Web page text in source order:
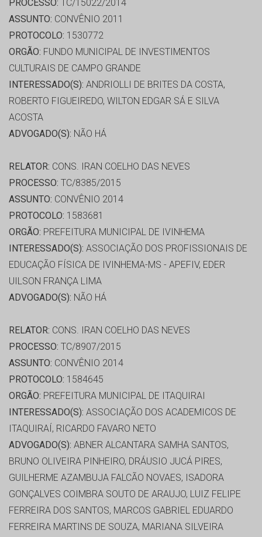
PROCESSO: TC/15022/2014
ASSUNTO: CONVÊNIO 2011
PROTOCOLO: 1530772
ORGÃO: FUNDO MUNICIPAL DE INVESTIMENTOS
CULTURAIS DE CAMPO GRANDE
INTERESSADO(S): ANDRIOLLI DE BRITES DA COSTA,
ROBERTO FIGUEIREDO, WILTON EDGAR SÁ E SILVA
ACOSTA
ADVOGADO(S): NÃO HÁ
RELATOR: CONS. IRAN COELHO DAS NEVES
PROCESSO: TC/8385/2015
ASSUNTO: CONVÊNIO 2014
PROTOCOLO: 1583681
ORGÃO: PREFEITURA MUNICIPAL DE IVINHEMA
INTERESSADO(S): ASSOCIAÇÃO DOS PROFISSIONAIS DE
EDUCAÇÃO FÍSICA DE IVINHEMA-MS - APEFIV, EDER
UILSON FRANÇA LIMA
ADVOGADO(S): NÃO HÁ
RELATOR: CONS. IRAN COELHO DAS NEVES
PROCESSO: TC/8907/2015
ASSUNTO: CONVÊNIO 2014
PROTOCOLO: 1584645
ORGÃO: PREFEITURA MUNICIPAL DE ITAQUIRAI
INTERESSADO(S): ASSOCIAÇÃO DOS ACADEMICOS DE
ITAQUIRAÍ, RICARDO FAVARO NETO
ADVOGADO(S): ABNER ALCANTARA SAMHA SANTOS,
BRUNO OLIVEIRA PINHEIRO, DRÁUSIO JUCÁ PIRES,
GUILHERME AZAMBUJA FALCÃO NOVAES, ISADORA
GONÇALVES COIMBRA SOUTO DE ARAUJO, LUIZ FELIPE
FERREIRA DOS SANTOS, MARCOS GABRIEL EDUARDO
FERREIRA MARTINS DE SOUZA, MARIANA SILVEIRA